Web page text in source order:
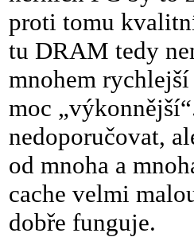
proti tomu
tu DRAM tedy
mnohem
moc
nedoporučovat,
od mnoha a
cache velmi
dobře funguje.